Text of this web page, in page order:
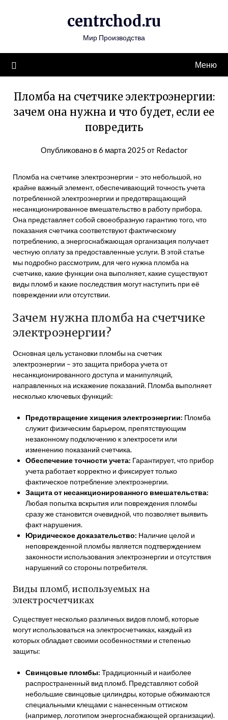
centrchod.ru
Мир Производства
Меню
Пломба на счетчике электроэнергии:
зачем она нужна и что будет, если ее
повредить
Опубликовано в6 марта 2025 от Redactor
Пломба на счетчике электроэнергии – это небольшой, но
крайне важный элемент, обеспечивающий точность учета
потребленной электроэнергии и предотвращающий
несанкционированное вмешательство в работу прибора.
Она представляет собой своеобразную гарантию того, что
показания счетчика соответствуют фактическому
потреблению, а энергоснабжающая организация получает
честную оплату за предоставленные услуги. В этой статье
мы подробно рассмотрим, для чего нужна пломба на
счетчике, какие функции она выполняет, какие существуют
виды пломб и какие последствия могут наступить при её
повреждении или отсутствии.
Зачем нужна пломба на счетчике
электроэнергии?
Основная цель установки пломбы на счетчик
электроэнергии – это защита прибора учета от
несанкционированного доступа и манипуляций,
направленных на искажение показаний. Пломба выполняет
несколько ключевых функций:
Предотвращение хищения электроэнергии: Пломба
служит физическим барьером, препятствующим
незаконному подключению к электросети или
изменению показаний счетчика.
Обеспечение точности учета: Гарантирует, что прибор
учета работает корректно и фиксирует только
фактическое потребление электроэнергии.
Защита от несанкционированного вмешательства:
Любая попытка вскрытия или повреждения пломбы
сразу же становится очевидной, что позволяет выявить
факт нарушения.
Юридическое доказательство: Наличие целой и
неповрежденной пломбы является подтверждением
законности использования электроэнергии и отсутствия
нарушений со стороны потребителя.
Виды пломб, используемых на
электросчетчиках
Существует несколько различных видов пломб, которые
могут использоваться на электросчетчиках, каждый из
которых обладает своими особенностями и степенью
защиты:
Свинцовые пломбы: Традиционный и наиболее
распространенный вид пломб. Представляют собой
небольшие свинцовые цилиндры, которые обжимаются
специальными клещами с нанесенным оттиском
(например, логотипом энергоснабжающей организации).